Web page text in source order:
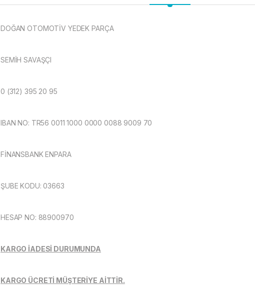
DOĞAN OTOMOTİV YEDEK PARÇA
SEMİH SAVAŞÇI
0 (312) 395 20 95
IBAN NO: TR56 0011 1000 0000 0088 9009 70
FİNANSBANK ENPARA
ŞUBE KODU: 03663
HESAP NO: 88900970
KARGO İADESİ DURUMUNDA
KARGO ÜCRETİ MÜŞTERİYE AİTTİR.